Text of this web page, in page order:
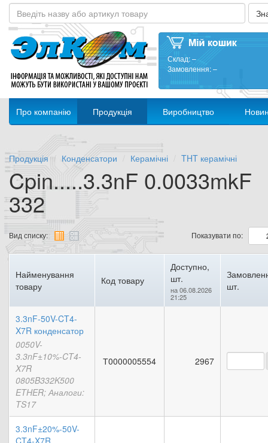
Склад:–
Замовлення:–
Про компанію Продукція Виробництво
Продукція Конденсатори Керамічні THT керамічні
Cpin.....3.3nF 0.0033mkF
332
Вид списку: Показувати по:
Найменування
товару
Код товару
Доступно,
шт.
на 06.08.2026
21:25
шт.
3.3nF-50V-CT4-
X7R конденсатор
0050V-
3.3nF±10%-CT4-
X7R
0805B332K500
ETHER; Аналоги:
TS17
Т0000005554 2967
3.3nF±20%-50V-
CT4-X7R